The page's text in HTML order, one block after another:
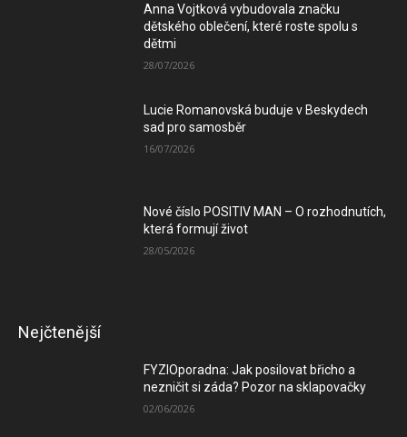
Anna Vojtková vybudovala značku
dětského oblečení, které roste spolu s
dětmi
28/07/2026
Lucie Romanovská buduje v Beskydech
sad pro samosběr
16/07/2026
Nové číslo POSITIV MAN – O rozhodnutích,
která formují život
28/05/2026
Nejčtenější
FYZIOporadna: Jak posilovat břicho a
nezničit si záda? Pozor na sklapovačky
02/06/2026